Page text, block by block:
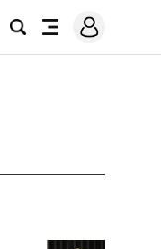
검
전
메
그